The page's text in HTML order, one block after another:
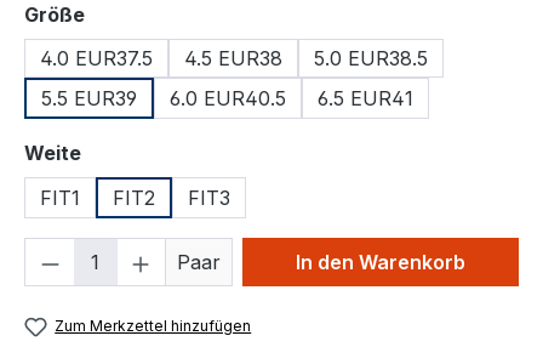
Größeauswählen
4.0 EUR37.5
4.5 EUR38
5.0 EUR38.5
5.5 EUR39
6.0 EUR40.5 6.5 EUR41
Weiteauswählen
FIT1
FIT2 FIT3
Produkt Anzahl: Gib den
Paar In den Warenkorb
Zum Merkzettel hinzufügen